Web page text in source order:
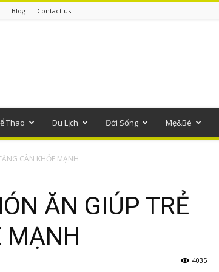
Blog Contact us
Thao Du Lịch Đời Sống Mẹ&Bé
CÂN KHỎE MẠNH
ĂN GIÚP TRẺ
MẠNH
4035